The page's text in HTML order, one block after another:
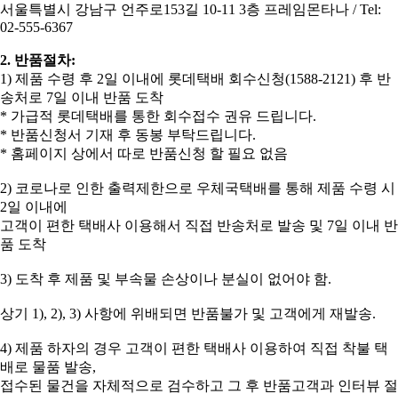
서울특별시 강남구 언주로153길 10-11 3층 프레임몬타나 / Tel:
02-555-6367
2. 반품절차:
​1) 제품 수령 후 2일 이내에 롯데택배 회수신청(1588-2121) 후 반
송처로 7일 이내 반품 도착
* 가급적 롯데택배를 통한 회수접수 권유 드립니다.
* 반품신청서 기재 후 동봉 부탁드립니다.
* 홈페이지 상에서 따로 반품신청 할 필요 없음
2) 코로나로 인한 출력제한으로 우체국택배를 통해 제품 수령 시
2일 이내에
고객이 편한 택배사 이용해서 직접 반송처로 발송 및 7일 이내 반
품 도착
3) 도착 후 제품 및 부속물 손상이나 분실이 없어야 함.
상기 1), 2), 3) 사항에 위배되면 반품불가 및 고객에게 재발송.
4) 제품 하자의 경우 고객이 편한 택배사 이용하여 직접 착불 택
배로 물품 발송,
접수된 물건을 자체적으로 검수하고 그 후 반품고객과 인터뷰 절